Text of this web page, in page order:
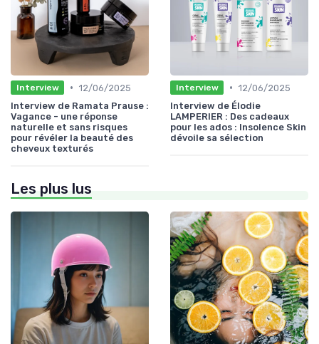
Interview • 12/06/2025
Interview de Ramata Prause :
Vagance - une réponse
naturelle et sans risques
pour révéler la beauté des
cheveux texturés
Interview • 12/06/2025
Interview de Élodie
LAMPERIER : Des cadeaux
pour les ados : Insolence Skin
dévoile sa sélection
Les plus lus